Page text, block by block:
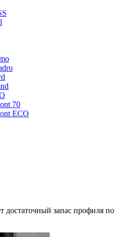
70
ECO
достаточный запас профиля по